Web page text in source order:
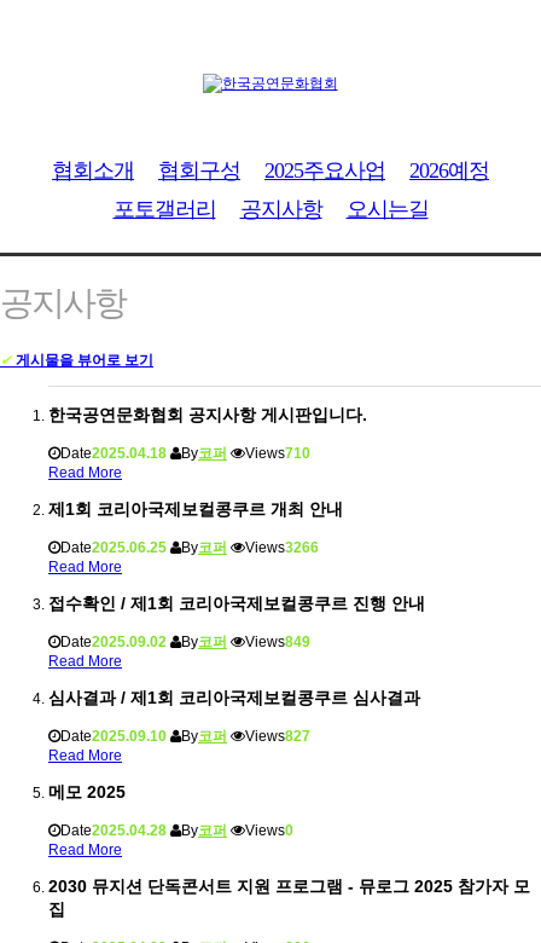
협회소개 협회구성 2025주요사업
2026예정
포토갤러리
공지사항 오시는길
공지사항
✔ 게시물을 뷰어로 보기
한국공연문화협회 공지사항 게시판입니다.
Date2025.04.18 By코퍼 Views710
Read More
제1회 코리아국제보컬콩쿠르 개최 안내
Date2025.06.25 By코퍼 Views3266
Read More
접수확인 / 제1회 코리아국제보컬콩쿠르 진행 안내
Date2025.09.02 By코퍼 Views849
Read More
심사결과 / 제1회 코리아국제보컬콩쿠르 심사결과
Date2025.09.10 By코퍼 Views827
Read More
메모 2025
Date2025.04.28 By코퍼 Views0
Read More
2030 뮤지션 단독콘서트 지원 프로그램 - 뮤로그 2025 참가자 모
집